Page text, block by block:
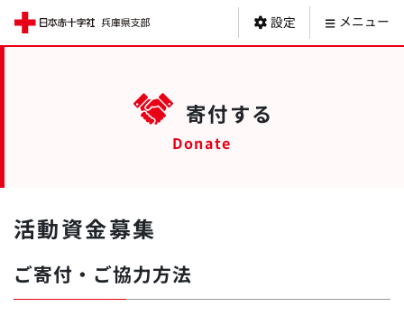
日本赤十字社
設定 メニュー
寄付する
活動資金募集
ご寄付・ご協力方法